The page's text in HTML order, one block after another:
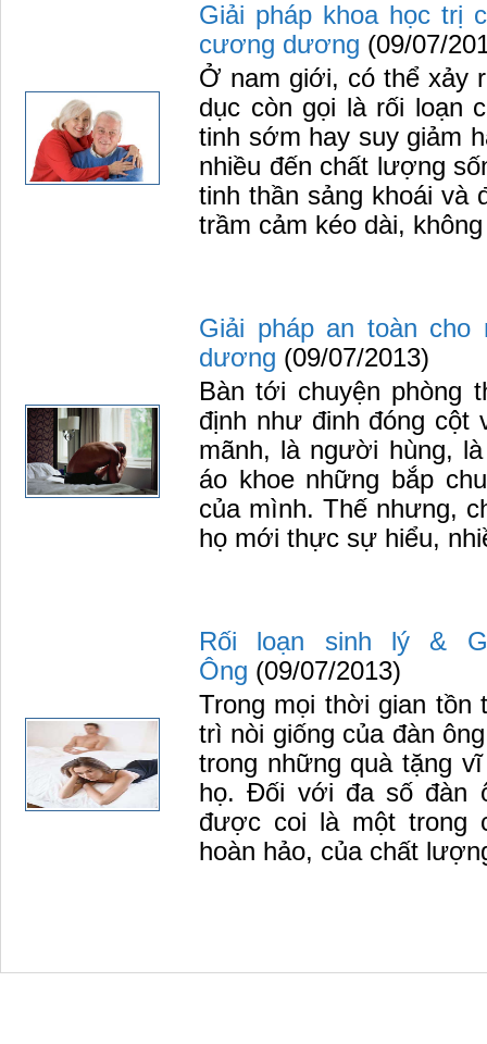
Giải pháp khoa học trị
cương dương (09/07/
Ở nam giới, có thể xảy
dục còn gọi là rối loạn
tinh sớm hay suy giảm
nhiều đến chất lượng
tinh thần sảng khoái và
trầm cảm kéo dài,
Giải pháp an toàn
dương (09/07/2013)
Bàn tới chuyện phòng
định như đinh đóng cột
mãnh, là người hùng,
áo khoe những bắp
của mình. Thế nhưng,
họ mới thực sự hiểu,
Rối loạn sinh lý &
Ông (09/07/2013)
Trong mọi thời gian tồn
trì nòi giống của đàn
trong những quà tặng
họ. Đối với đa số đàn
được coi là một trong
hoàn hảo, của chất